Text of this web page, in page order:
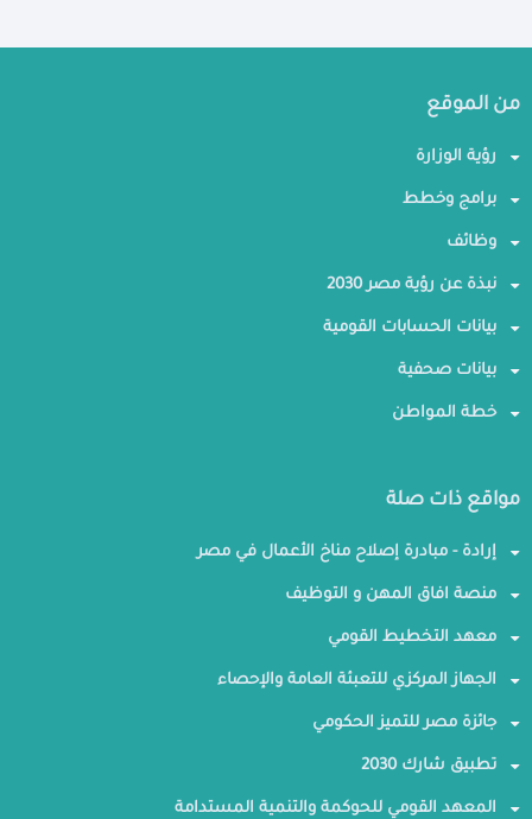
من الموقع
رؤية الوزارة
برامج وخطط
وظائف
نبذة عن رؤية مصر 2030
بيانات الحسابات القومية
بيانات صحفية
خطة المواطن
مواقع ذات صلة
إرادة - مبادرة إصلاح مناخ الأعمال في مصر
منصة افاق المهن و التوظيف
معهد التخطيط القومي
الجهاز المركزي للتعبئة العامة والإحصاء
جائزة مصر للتميز الحكومي
تطبيق شارك 2030
المعهد القومي للحوكمة والتنمية المستدامة